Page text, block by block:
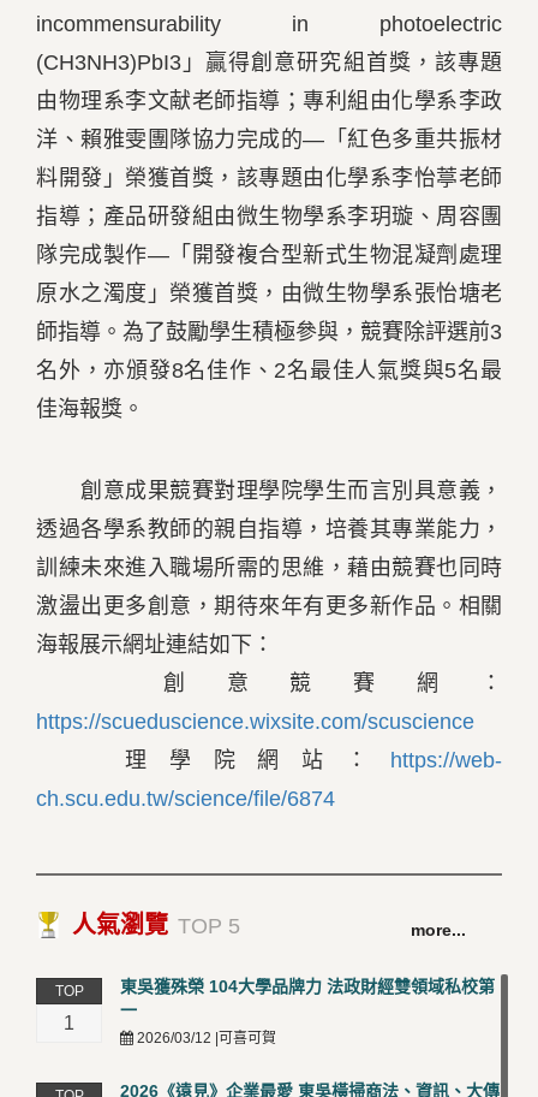
incommensurability in photoelectric
(CH3NH3)PbI3」贏得創意研究組首獎，該專題
由物理系李文献老師指導；專利組由化學系李政
洋、賴雅雯團隊協力完成的—「紅色多重共振材
料開發」榮獲首獎，該專題由化學系李怡葶老師
指導；產品研發組由微生物學系李玥璇、周容團
隊完成製作—「開發複合型新式生物混凝劑處理
原水之濁度」榮獲首獎，由微生物學系張怡塘老
師指導。為了鼓勵學生積極參與，競賽除評選前3
名外，亦頒發8名佳作、2名最佳人氣獎與5名最
佳海報獎。
創意成果競賽對理學院學生而言別具意義，
透過各學系教師的親自指導，培養其專業能力，
訓練未來進入職場所需的思維，藉由競賽也同時
激盪出更多創意，期待來年有更多新作品。相關
海報展示網址連結如下：
創意競賽網：
https://scueduscience.wixsite.com/scuscience
理學院網站： https://web-
ch.scu.edu.tw/science/file/6874
人氣瀏覽 TOP 5 more...
TOP
1
東吳獲殊榮 104大學品牌力 法政財經雙領域私校第
一
2026/03/12 |可喜可賀
2026《遠見》企業最愛 東吳橫掃商法、資訊、大傳